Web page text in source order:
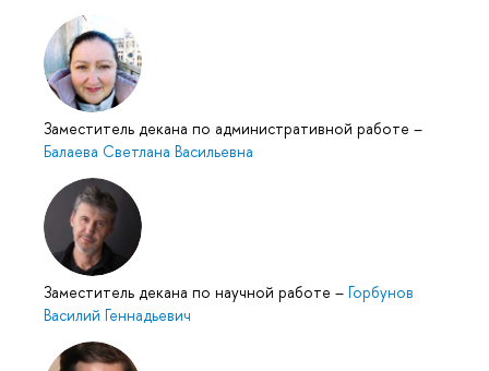
Заместитель декана по административной работе –
Балаева Светлана Васильевна
Заместитель декана по научной работе – Горбуно
асилий Геннадьевич